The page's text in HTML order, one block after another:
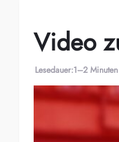
Video
Lesedauer:1–2 Minuten